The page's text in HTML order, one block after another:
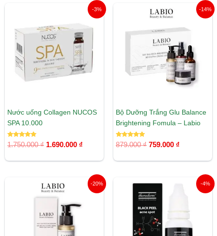
-3%
Nước uống Collagen NUCOS
SPA 10.000
Được xếp
hạng
1.750.000₫
là:
1.750.000 ₫.
1.690.000 ₫
Giá
hiện
là:
1.690.000 ₫.
-14%
Bộ Dưỡng Trắng Glu Balance
Brightening Fomula – Labio
Được xếp
hạng
879.000₫
gốc
879.000 ₫.
759.000 ₫
là:
759.000 ₫.
-20%
gốc
là:
99.000 ₫.
hiện
là:
79.000 ₫.
-4%
là:
750.000 ₫.